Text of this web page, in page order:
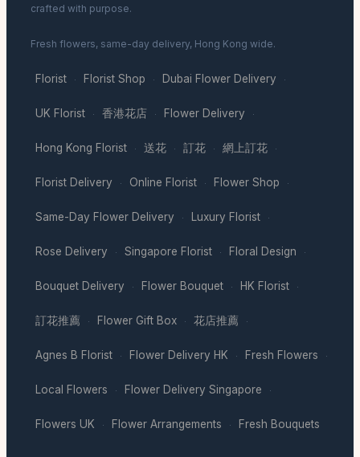
crafted with purpose.
Fresh flowers, same-day delivery, Hong Kong wide.
Florist · Florist Shop · Dubai Flower Delivery ·
UK Florist · 香港花店 · Flower Delivery ·
Hong Kong Florist · 送花 · 訂花 · 網上訂花 ·
Florist Delivery · Online Florist · Flower Shop ·
Same-Day Flower Delivery · Luxury Florist ·
Rose Delivery · Singapore Florist · Floral Design ·
Bouquet Delivery · Flower Bouquet · HK Florist ·
訂花推薦 · Flower Gift Box · 花店推薦 ·
Agnes B Florist · Flower Delivery HK · Fresh Flowers ·
Local Flowers · Flower Delivery Singapore ·
Flowers UK · Flower Arrangements · Fresh Bouquets